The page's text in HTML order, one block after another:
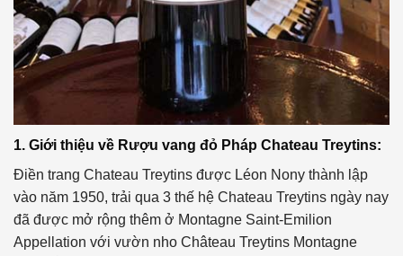
1. Giới thiệu về Rượu vang đỏ Pháp Chateau Treytins:
Điền trang Chateau Treytins được Léon Nony thành lập
vào năm 1950, trải qua 3 thế hệ Chateau Treytins ngày nay
đã được mở rộng thêm ở Montagne Saint-Emilion
Appellation với vườn nho Château Treytins Montagne